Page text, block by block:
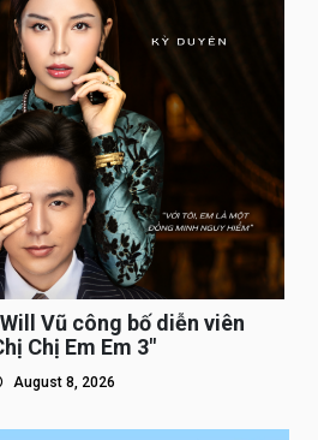
Vũ công bố diễn viên
Chị Em Em 3″
August 8, 2026